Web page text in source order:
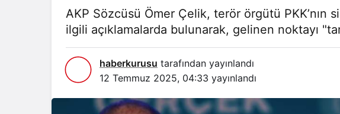
AKP Sözcüsü Ömer Çelik, terör örgütü PKK’nın
ilgili açıklamalarda bulunarak, gelinen noktayı
haberkurusu tarafından yayınlandı
12 Temmuz 2025, 04:33 yayınlandı